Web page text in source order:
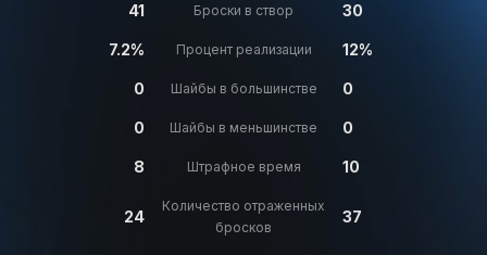
41 Броски в створ 30
7.2% Процент реализации 12%
0 Шайбы в большинстве 0
0 Шайбы в меньшинстве 0
8 Штрафное время 10
24
Количество отраженных
бросков
37